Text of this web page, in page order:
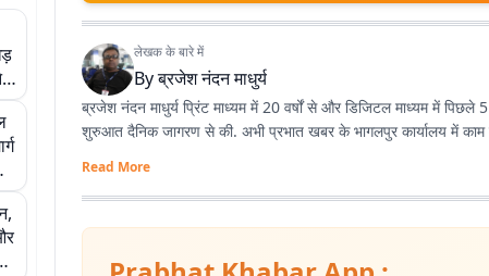
लेखक के बारे में
Byब्रजेश नंदन माधुर्य
ब्रजेश नंदन माधुर्य प्रिंट माध्यम में 20 वर्षों से और डिजिटल माध्यम में पिछले 5
शुरुआत दैनिक जागरण से की. अभी प्रभात खबर के भागलपुर कार्यालय में
Read More